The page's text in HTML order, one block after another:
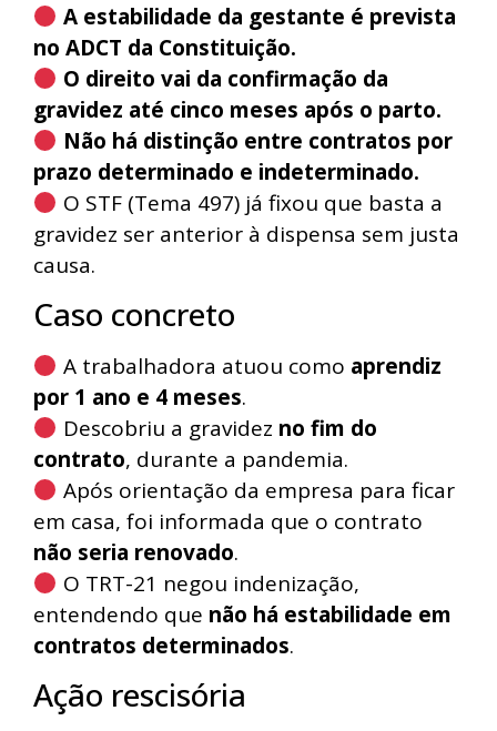
A estabilidade da gestante é prevista
no ADCT da Constituição.
O direito vai da confirmação da
gravidez até cinco meses após o parto.
Não há distinção entre contratos por
prazo determinado e indeterminado.
O STF (Tema 497) já fixou que basta a
gravidez ser anterior à dispensa sem justa
causa.
Caso concreto
A trabalhadora atuou como aprendiz
por 1 ano e 4 meses.
Descobriu a gravidez no fim do
contrato, durante a pandemia.
Após orientação da empresa para ficar
em casa, foi informada que o contrato
não seria renovado.
O TRT-21 negou indenização,
entendendo que não há estabilidade em
contratos determinados.
Ação rescisória